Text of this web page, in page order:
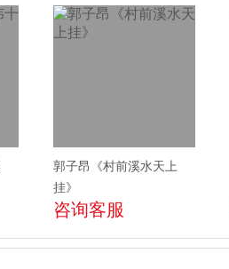
郭子昂《村前溪水天上
挂》
咨询客服